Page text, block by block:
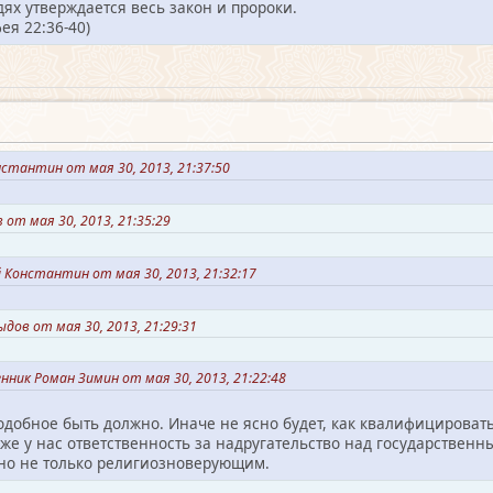
утверждается весь закон и пророки.
22:36-40)
от мая 30, 2013, 21:37:50
мая 30, 2013, 21:35:29
от мая 30, 2013, 21:32:17
от мая 30, 2013, 21:29:31
Роман Зимин от мая 30, 2013, 21:22:48
быть должно. Иначе не ясно будет, как
у нас ответственность за надругательство над
не только религиозноверующим.